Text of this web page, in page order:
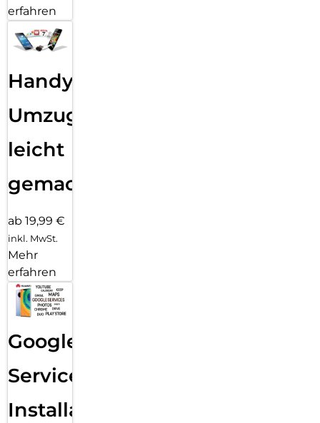
erfahren
Handy
Umzug
leicht
gemacht!
ab 19,99 €
inkl. MwSt.
Mehr
erfahren
Google
Services
Installation